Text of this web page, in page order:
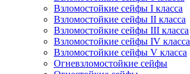
Взломостойкие сейфы I класса
Взломостойкие сейфы II класса
Взломостойкие сейфы III класса
Взломостойкие сейфы IV класса
Взломостойкие сейфы V класса
Огневзломостойкие сейфы